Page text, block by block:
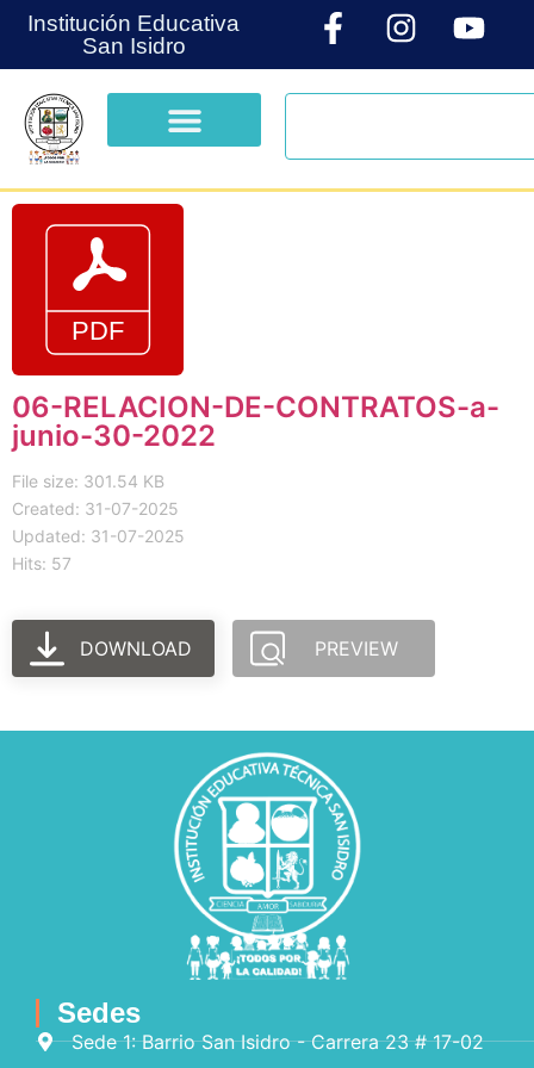
Institución Educativa
San Isidro
06-RELACION-DE-CONTRATOS-a-
junio-30-2022
File size: 301.54 KB
Created: 31-07-2025
Updated: 31-07-2025
Hits: 57
DOWNLOAD PREVIEW
Sedes
Sede 1: Barrio San Isidro - Carrera 23 # 17-02